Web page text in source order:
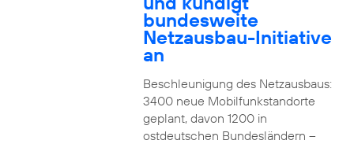
bundesweite
Netzausbau-Initiative
an
Beschleunigung des Netzausbaus:
3400 neue Mobilfunkstandorte
geplant, davon 1200 in
ostdeutschen Bundesländern –